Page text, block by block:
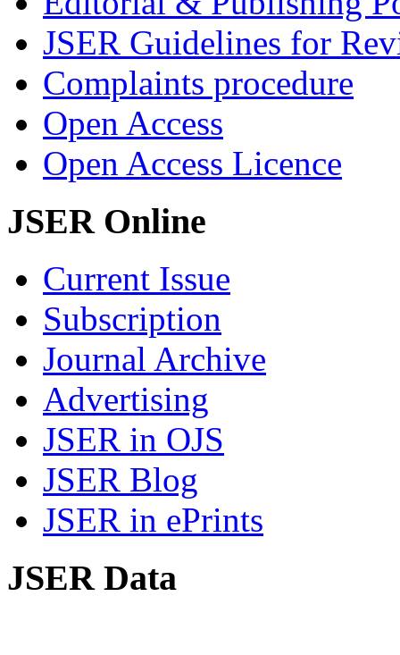
JSER Guidelines for
Complaints procedure
Open Access
Open Access Licence
JSER Online
Current Issue
Subscription
Journal Archive
Advertising
JSER in OJS
JSER Blog
JSER in ePrints
JSER Data